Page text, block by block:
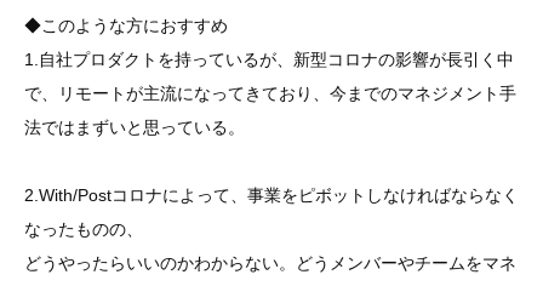
◆このような方におすすめ
1.自社プロダクトを持っているが、新型コロナの影響が長引く中
で、リモートが主流になってきており、今までのマネジメント手
法ではまずいと思っている。
2.With/Postコロナによって、事業をピボットしなければならなく
なったものの、
どうやったらいいのかわからない。どうメンバーやチームをマネ